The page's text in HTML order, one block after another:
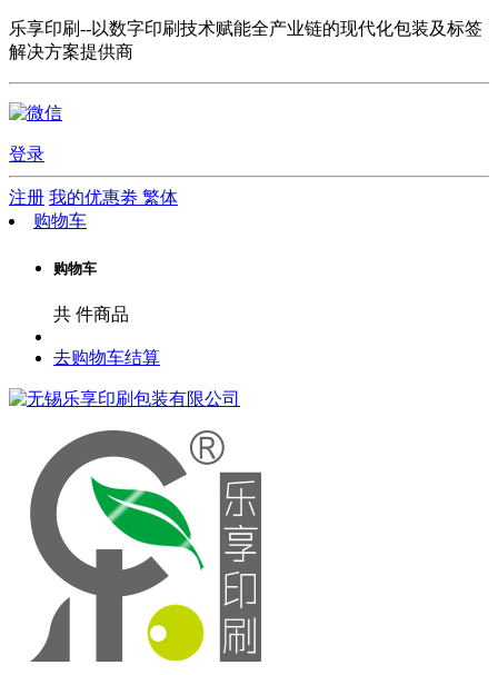
乐享印刷--以数字印刷技术赋能全产业链的现代化包装及标签
解决方案提供商
登录
注册 我的优惠劵 繁体
购物车
购物车
共 件商品
去购物车结算